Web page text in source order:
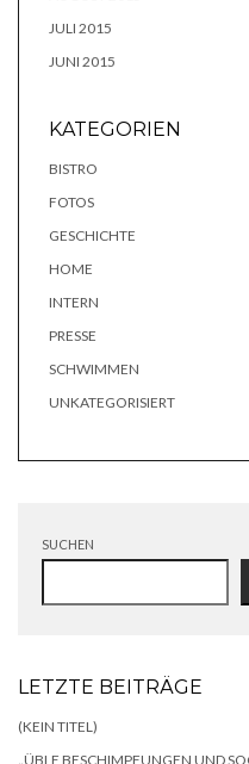
JULI 2015
JUNI 2015
KATEGORIEN
BISTRO
FOTOS
GESCHICHTE
HOME
INTERN
PRESSE
SCHWIMMEN
UNKATEGORISIERT
SUCHEN
LETZTE BEITRÄGE
(KEIN TITEL)
„ÜBLE BESCHIMPFUNGEN UND